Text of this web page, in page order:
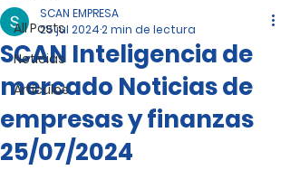
All Posts
Noticias
Artículos
SCAN Inteligencia de
mercado Noticias de
empresas y finanzas
25/07/2024
SCAN EMPRESA
25 jul 20242 min de lectura